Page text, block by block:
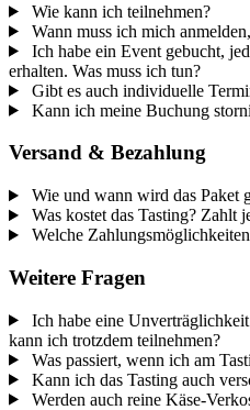
Wie kann ich teilnehmen?
Wann muss ich mich
Ich habe ein Event gebucht,
erhalten. Was muss ich tun?
Gibt es auch individuelle
Kann ich meine Buchung
Versand & Bezahlung
Wie und wann wird das Paket
Was kostet das Tasting? Zahlt
Welche
Weitere Fragen
Ich habe eine
kann ich trotzdem teilnehmen?
Was passiert, wenn ich am
Kann ich das Tasting auch
Werden auch reine Käse-